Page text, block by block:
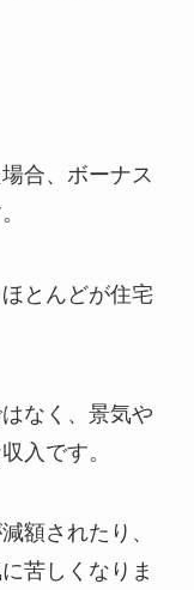
合、ボーナス
とんどが住宅
なく、景気や
入です。
額されたり、
苦しくなりま